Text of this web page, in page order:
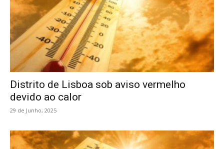
Distrito de Lisboa sob aviso vermelho
devido ao calor
29 de Junho, 2025